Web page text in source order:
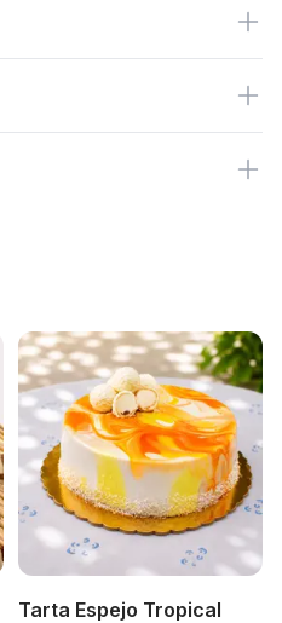
Tarta Espejo Tropical